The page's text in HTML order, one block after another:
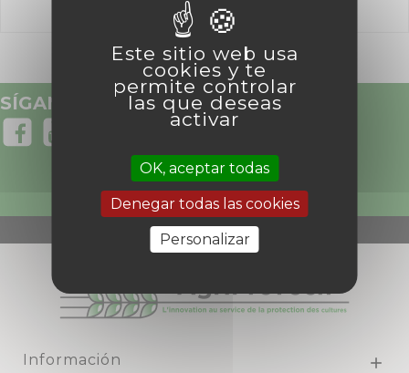
SÍGANOS EN LAS REDES SOCIALES
SERVICIO AL CLIENTE
+33 (0)2 98 96 08 12
Información 
Este sitio web usa
cookies y te
permite controlar
las que deseas
activar
OK, aceptar todas
Denegar todas las cookies
Personalizar